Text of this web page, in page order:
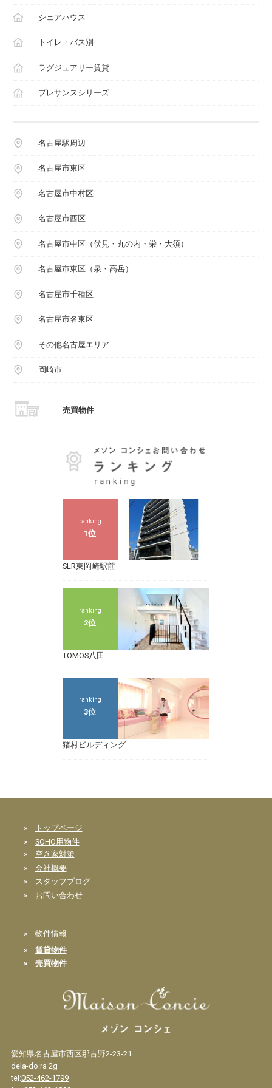
シェアハウス
トイレ・バス別
ラグジュアリー賃貸
プレサンスシリーズ
名古屋駅周辺
名古屋市東区
名古屋市中村区
名古屋市西区
名古屋市中区（伏見・丸の内・栄・大須）
名古屋市東区（泉・高岳）
名古屋市千種区
名古屋市名東区
その他名古屋エリア
岡崎市
売買物件
ranking
1位
SLR東岡崎駅前
ranking
2位
TOMOS八田
ranking
3位
猪村ビルディング
»
トップページ
» SOHO用物件
» 空き家対策
» 会社概要
» スタッフブログ
» お問い合わせ
» 物件情報
» 賃貸物件
» 売買物件
愛知県名古屋市西区那古野2-23-21
dela-do:ra 2g
tel:052-462-1799